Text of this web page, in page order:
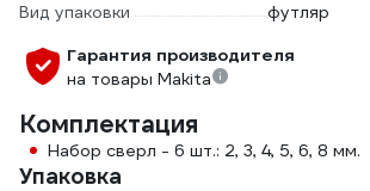
Вид упаковки
футляр
Гарантия производителя
на товары Makita
Комплектация
Набор сверл - 6 шт.: 2, 3, 4, 5, 6, 8 мм.
Упаковка